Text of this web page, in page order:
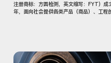
注册商标：方圆检测，英文缩写：FYT）成
年，面向社会提供各类产品（商品）、工程